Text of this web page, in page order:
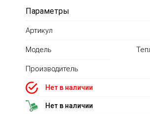
Параметры
Артикул
Модель
Производитель
Нет в наличии
Нет в наличии